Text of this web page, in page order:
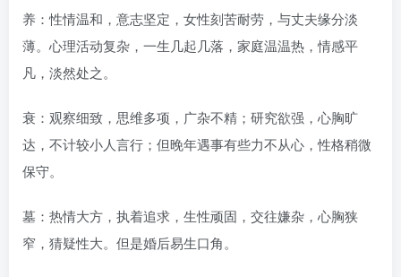
养：性情温和，意志坚定，女性刻苦耐劳，与丈夫缘分淡
薄。心理活动复杂，一生几起几落，家庭温温热，情感平
凡，淡然处之。
衰：观察细致，思维多项，广杂不精；研究欲强，心胸旷
达，不计较小人言行；但晚年遇事有些力不从心，性格稍微
保守。
墓：热情大方，执着追求，生性顽固，交往嫌杂，心胸狭
窄，猜疑性大。但是婚后易生口角。